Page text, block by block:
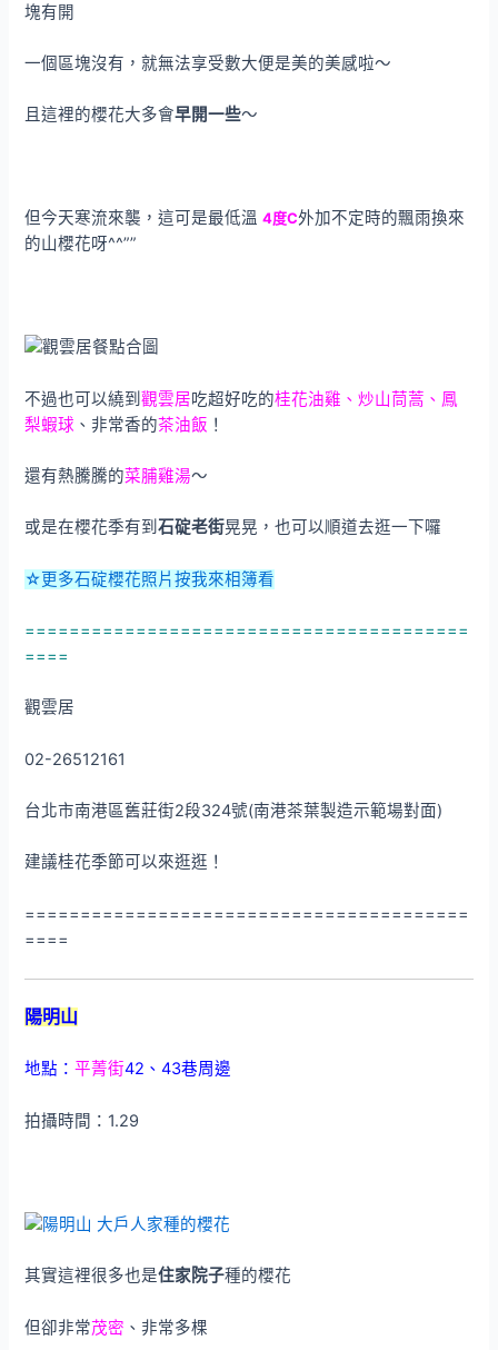
塊有開
一個區塊沒有，就無法享受數大便是美的美感啦～
且這裡的櫻花大多會早開一些～
但今天寒流來襲，這可是最低溫4度C外加不定時的飄雨換來
的山櫻花呀^^””
不過也可以繞到觀雲居吃超好吃的桂花油雞、炒山茼蒿、鳳
梨蝦球 、非常香的茶油飯 ！
還有熱騰騰的菜脯雞湯～
或是在櫻花季有到石碇老街晃晃，也可以順道去逛一下囉
☆更多石碇櫻花照片按我來相簿看
========================================
====
觀雲居
02-26512161
台北市南港區舊莊街2段324號(南港茶葉製造示範場對面)
建議桂花季節可以來逛逛！
========================================
====
陽明山
地點：平菁街42、43巷周邊
拍攝時間：1.29
其實這裡很多也是住家院子種的櫻花
但卻非常茂密 、非常多棵